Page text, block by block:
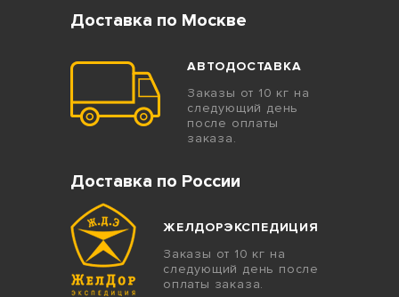
Доставка по Москве
АВТОДОСТАВКА
Заказы от 10 кг на
следующий день
после оплаты
заказа.
Доставка по России
ЖЕЛДОРЭКСПЕДИЦИЯ
Заказы от 10 кг на
следующий день после
оплаты заказа.